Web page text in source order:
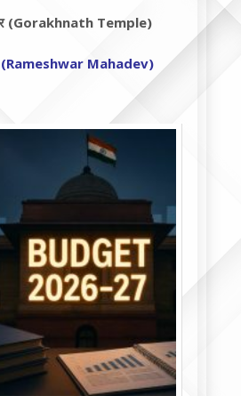
(Gorakhnath Temple)
(Rameshwar Mahadev)